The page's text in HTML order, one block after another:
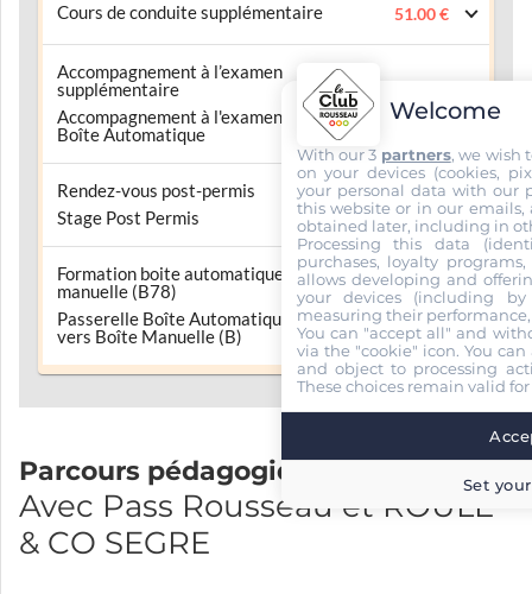
Cours de conduite supplémentaire 51.00 €
Accompagnement à l’examen
supplémentaire
Accompagnement à l'examen pratique
Boîte Automatique
51.00 €
Rendez-vous post-permis
Stage Post Permis
100.00 €
Formation boite automatique vers boite
manuelle (B78)
Passerelle Boîte Automatique (B78)
vers Boîte Manuelle (B)
380.00 €
Parcours pédagogique
Avec Pass Rousseau et ROULE
& CO SEGRE
Welcome
With our 3 partners, we wish
on your devices (cookies,
your personal data with our
this website or in our emails,
obtained later, including in
Processing this data
purchases, loyalty
allows developing and
your devices (including
measuring their
You can "accept all" and
via the "cookie" icon. You
and object to processing
These choices remain valid
Set